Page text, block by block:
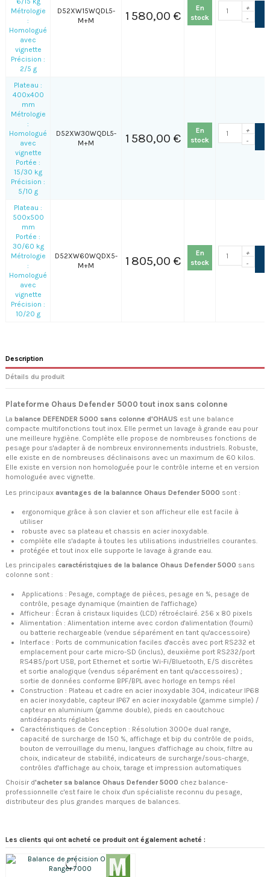
Métrologie
:
Homologué
avec
vignette
Précision :
2/5 g
D52XW15WQDL5-
M+M
1 580,00 €
En
stock
+
-
Plateau :
400x400
mm
Métrologie
:
Homologué
avec
vignette
Portée :
15/30 kg
Précision :
5/10 g
D52XW30WQDL5-
M+M
1 580,00 €
En
stock
+
-
Plateau :
500x500
mm
Portée :
30/60 kg
Métrologie
:
Homologué
avec
vignette
Précision :
10/20 g
D52XW60WQDX5-
M+M
1 805,00 €
En
stock
+
-
Description
Détails du produit
Plateforme Ohaus Defender 5000 tout inox sans colonne
La balance DEFENDER 5000 sans colonne d'OHAUS est une balance
compacte multifonctions tout inox. Elle permet un lavage à grande eau pour
une meilleure hygiène. Complète elle propose de nombreuses fonctions de
pesage pour s'adapter à de nombreux environnements industriels. Robuste,
elle existe en de nombreuses déclinaisons avec un maximum de 60 kilos.
Elle existe en version non homologuée pour le contrôle interne et en version
homologuée avec vignette.
Les principaux avantages de la balannce Ohaus Defender 5000 sont :
ergonomique grâce à son clavier et son afficheur elle est facile à
utiliser
robuste avec sa plateau et chassis en acier inoxydable.
complète elle s'adapte à toutes les utilisations industrielles courantes.
protégée et tout inox elle supporte le lavage à grande eau.
Les principales caractéristqiues de la balance Ohaus Defender 5000 sans
colonne sont :
Applications : Pesage, comptage de pièces, pesage en %, pesage de
contrôle, pesage dynamique (maintien de l'affichage)
Afficheur : Écran à cristaux liquides (LCD) rétroéclairé. 256 x 80 pixels
Alimentation : Alimentation interne avec cordon d'alimentation (fourni)
ou batterie rechargeable (vendue séparément en tant qu'accessoire)
Interface : Ports de communication faciles d'accès avec port RS232 et
emplacement pour carte micro-SD (inclus), deuxième port RS232/port
RS485/port USB, port Ethernet et sortie Wi-Fi/Bluetooth, E/S discrètes
et sortie analogique (vendus séparément en tant qu'accessoires) ;
sortie de données conforme BPF/BPL avec horloge en temps réel
Construction : Plateau et cadre en acier inoxydable 304, indicateur IP68
en acier inoxydable, capteur IP67 en acier inoxydable (gamme simple) /
capteur en aluminium (gamme double), pieds en caoutchouc
antidérapants réglables
Caractéristiques de Conception : Résolution 3000e dual range,
capacité de surcharge de 150 %, affichage et bip du contrôle de poids,
bouton de verrouillage du menu, langues d'affichage au choix, filtre au
choix, indicateur de stabilité, indicateurs de surcharge/sous-charge,
contrôles d'affichage au choix, tarage et impression automatiques
Choisir d'acheter sa balance Ohaus Defender 5000 chez balance-
professionnelle c'est faire le choix d'un spécialiste reconnu du pesage,
distributeur des plus grandes marques de balances.
Les clients qui ont acheté ce produit ont également acheté :